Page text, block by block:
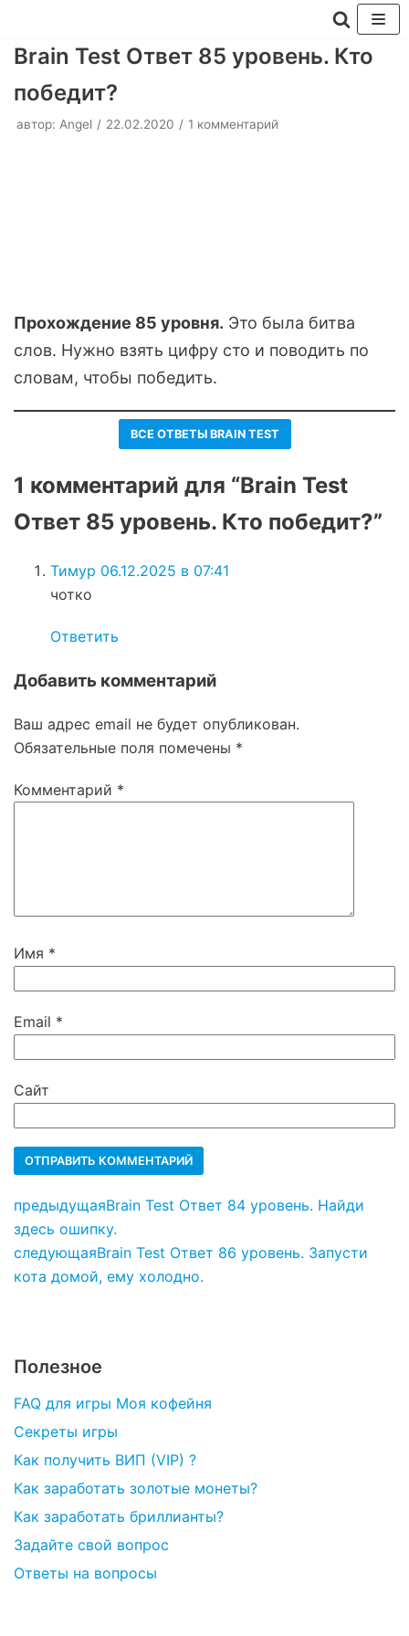
Перейти
содержимому
Brain Test Ответ 85 уровень. Кто
победит?
автор: Angel 22.02.2020 1 комментарий
Прохождение 85 уровня. Это была битва
слов. Нужно взять цифру сто и поводить по
словам, чтобы победить.
ВСЕ ОТВЕТЫ BRAIN TEST
1 комментарий для “Brain Test
Ответ 85 уровень. Кто победит?”
Тимур 06.12.2025 в 07:41
чотко
Ответить
Добавить комментарий
Ваш адрес email не будет опубликован.
Обязательные поля помечены *
Комментарий *
Имя *
Email *
Сайт
предыдущаяBrain Test Ответ 84 уровень. Найди
здесь ошипку.
следующаяBrain Test Ответ 86 уровень. Запусти
кота домой, ему холодно.
Полезное
FAQ для игры Моя кофейня
Секреты игры
Как получить ВИП (VIP) ?
Как заработать золотые монеты?
Как заработать бриллианты?
Задайте свой вопрос
Ответы на вопросы